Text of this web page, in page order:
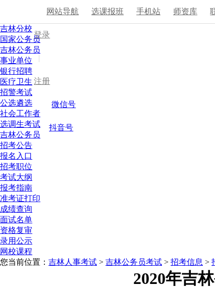
网站导航 选课报班 手机站 师资库
登录
|
注册
微信号
抖音号
吉林分校
国家公务员
吉林公务员
事业单位
银行招聘
医疗卫生
招警考试
公选遴选
社会工作者
选调生考试
吉林公务员
招考公告
报名入口
招考职位
考试大纲
报考指南
准考证打印
成绩查询
面试名单
资格复审
录用公示
网校课程
您当前位置： 吉林人事考试 > 吉林公务员考试 > 招考信息 >
2020年吉